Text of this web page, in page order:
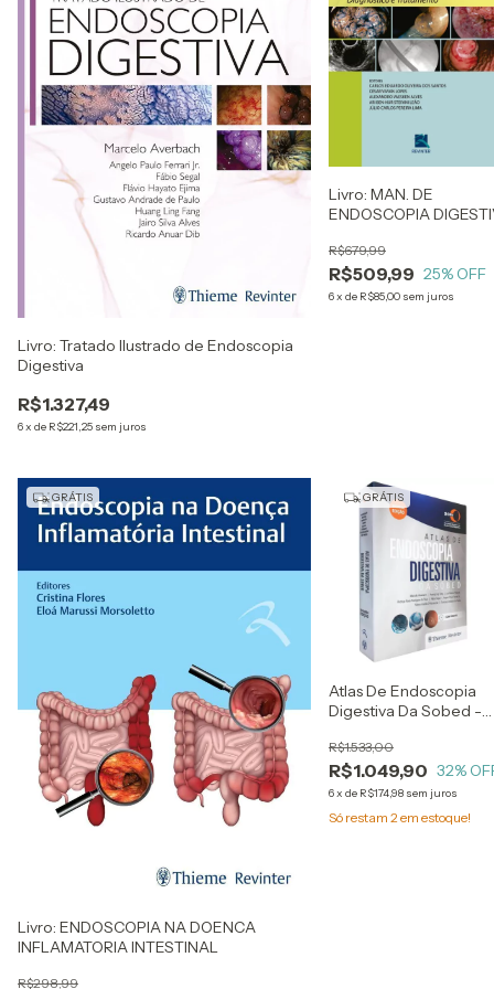
Livro: Tratado Ilustrado de Endoscopia
Digestiva
R$1.327,49
6x de R$221,25 sem juros
Livro: MAN. DE
ENDOSCOPIA
TRATAMENTO
R$509,99
R$679,99
25% OFF
6x de R$85,00 sem juros
GRÁTIS
Livro: ENDOSCOPIA NA DOENCA
INFLAMATORIA INTESTINAL
R$298,99
GRÁTIS
Atlas De Endoscopia
Digestiva Da Sobed -
Averbach
R$1.049,90
R$1.533,00
32%
6x de R$174,98 sem juros
Só restam 2em estoque!